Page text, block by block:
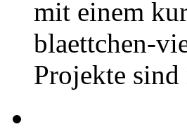
mit einem
blaettchen-
Projekte